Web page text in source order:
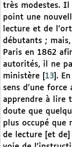
très modestes. Il
point une
lecture et de
débutants ;
Paris en 1862
autorités, il ne
ministère
13 .
sens d’une
apprendre à lire
doute que
plus occupé que
de lecture [et